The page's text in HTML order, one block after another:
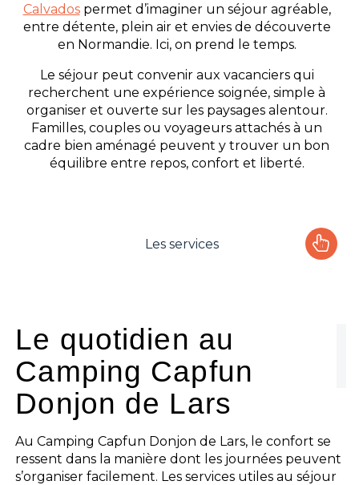
Calvadospermet d’imaginer un séjour agréable,
entre détente, plein air et envies de découverte
en Normandie. Ici, on prend le temps.
Le séjour peut convenir aux vacanciers qui
recherchent une expérience soignée, simple à
organiser et ouverte sur les paysages alentour.
Familles, couples ou voyageurs attachés à un
cadre bien aménagé peuvent y trouver un bon
équilibre entre repos, confort et liberté.
Les services
Les activités
Les infos pratiques
Le quotidien au
Camping Capfun
Donjon de Lars
Au Camping Capfun Donjon de Lars, le confort se
ressent dans la manière dont les journées peuvent
s’organiser facilement. Les services utiles au séjour